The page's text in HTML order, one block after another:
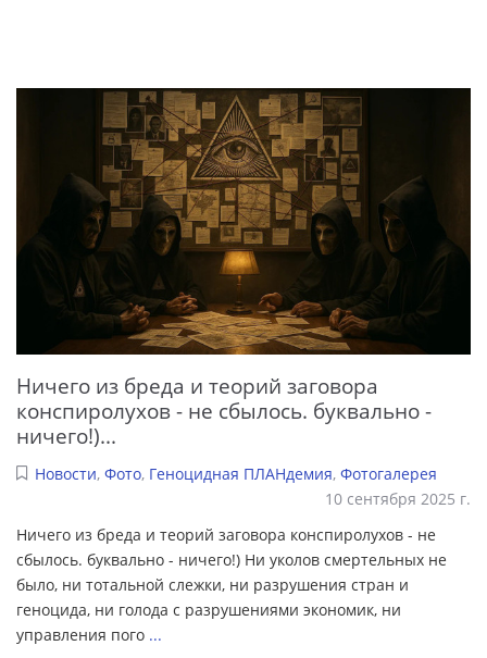
Ничего из бреда и теорий заговора
конспиролухов - не сбылось. буквально -
ничего!)...
Новости, Фото, Геноцидная ПЛАНдемия, Фотогалерея
10 сентября 2025 г.
Ничего из бреда и теорий заговора конспиролухов - не
сбылось. буквально - ничего!) Ни уколов смертельных не
было, ни тотальной слежки, ни разрушения стран и
геноцида, ни голода с разрушениями экономик, ни
управления пого ...